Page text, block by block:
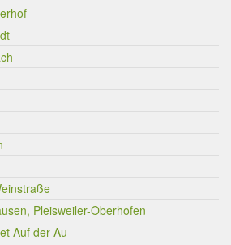
Pleisweiler-Oberhofen
Auf der Au